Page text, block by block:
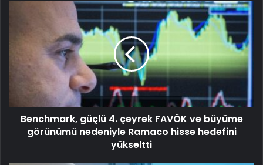
Benchmark, güçlü 4. çeyrek FAVÖK ve büyüme
görünümü nedeniyle Ramaco hisse hedefini
yükseltti